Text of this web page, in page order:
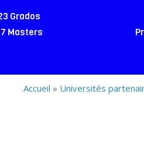
Grados
Masters
Accueil » Universités